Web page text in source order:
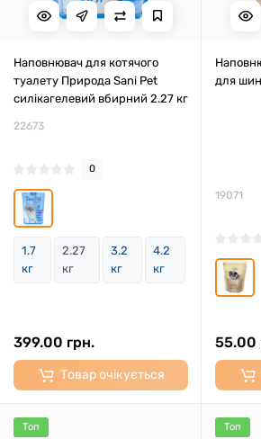
Наповнювач для котячого
туалету Природа Sani Pet
силікагелевий вбирний 2.27 кг
22673
0
1.7
кг
2.27
кг
3.2
кг
4.2
кг
399.00 грн.
Товар очікується
для
19071
55.00
Топ Топ